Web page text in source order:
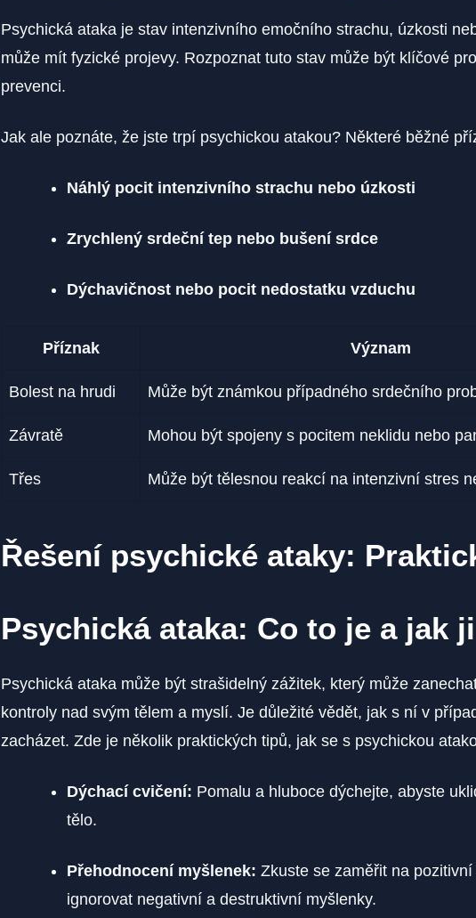
Psychická ataka je stav intenzivního emočního strachu, úzkosti
může mít fyzické projevy. Rozpoznat tuto stav může být klíčové
prevenci.
Jak ale poznáte, že jste trpí psychickou atakou? Některé běžné
Náhlý pocit intenzivního strachu nebo úzkosti
Zrychlený srdeční tep nebo bušení srdce
Dýchavičnost nebo pocit nedostatku vzduchu
Příznak Význam
Bolest na hrudi Může být známkou případného srdečního
Závratě Mohou být spojeny s pocitem neklidu nebo
Třes Může být tělesnou reakcí na intenzivní stres
Řešení psychické ataky:
Psychická ataka: Co to je a jak
Psychická ataka může být strašidelný zážitek, který může
kontroly nad svým tělem a myslí. Je důležité vědět, jak s ní v
zacházet. Zde je několik praktických tipů, jak se s psychickou
Dýchací cvičení: Pomalu a hluboce dýchejte, abyste
tělo.
Přehodnocení myšlenek: Zkuste se zaměřit na
ignorovat negativní a destruktivní myšlenky.